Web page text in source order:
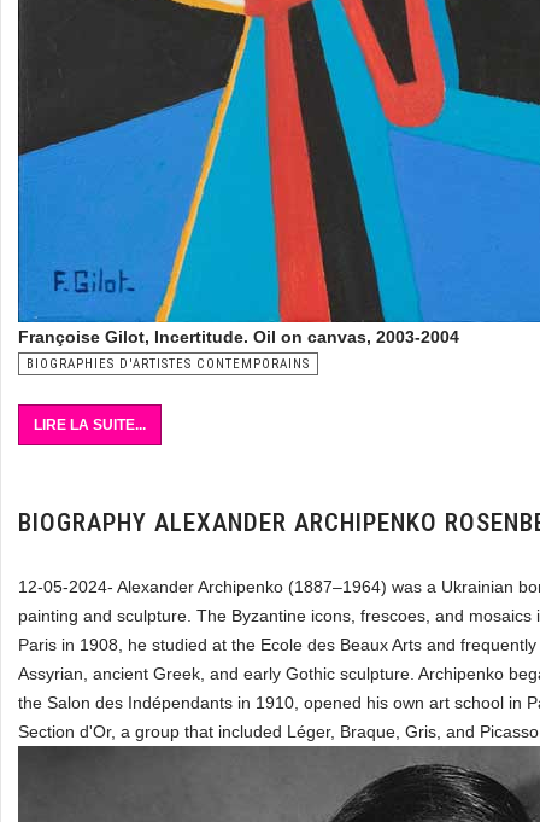
Françoise Gilot, Incertitude. Oil on canvas, 2003-2004
BIOGRAPHIES D'ARTISTES CONTEMPORAINS
LIRE LA SUITE...
BIOGRAPHY ALEXANDER ARCHIPENKO
12-05-2024- Alexander Archipenko (1887–1964) was a Ukrainian
painting and sculpture. The Byzantine icons, frescoes, and
Paris in 1908, he studied at the Ecole des Beaux Arts and
Assyrian, ancient Greek, and early Gothic sculpture. Archipenko
the Salon des Indépendants in 1910, opened his own art school in
Section d'Or, a group that included Léger, Braque, Gris, and